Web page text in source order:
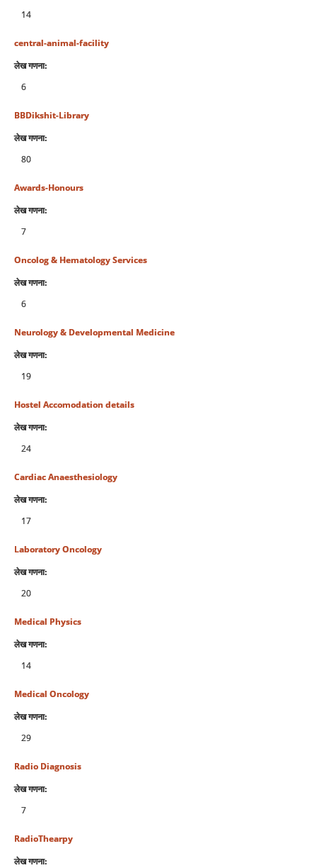
14
central-animal-facility
लेख गणना:
6
BBDikshit-Library
लेख गणना:
80
Awards-Honours
लेख गणना:
7
Oncolog & Hematology Services
लेख गणना:
6
Neurology & Developmental Medicine
लेख गणना:
19
Hostel Accomodation details
लेख गणना:
24
Cardiac Anaesthesiology
लेख गणना:
17
Laboratory Oncology
लेख गणना:
20
Medical Physics
लेख गणना:
14
Medical Oncology
लेख गणना:
29
Radio Diagnosis
लेख गणना:
7
RadioThearpy
लेख गणना: